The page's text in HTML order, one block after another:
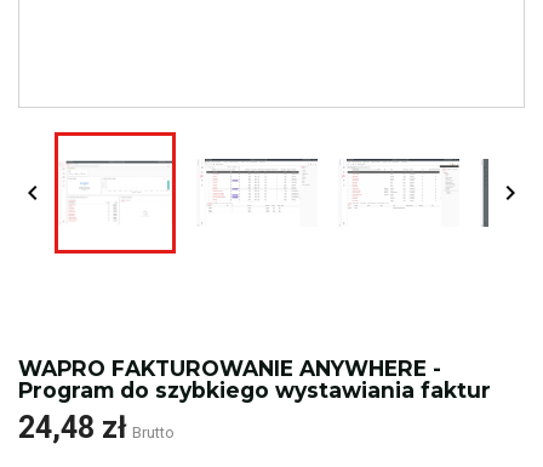
 
WAPRO FAKTUROWANIE ANYWHERE -
Program do szybkiego wystawiania faktur
24,48 zł Brutto